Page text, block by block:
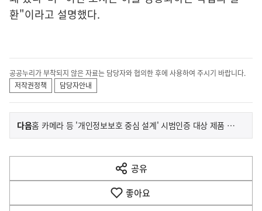
환"이라고 설명했다.
공공누리가 부착되지 않은 자료는 담당자와 협의한 후에 사용하여 주시기 바랍니다.
저작권정책
담당자안내
이
전
다
음
다음기
사
홈 카메라 등 '개인정보보호 중심 설계' 시범인증 대상 제품 선정
공유
열
기
좋아요